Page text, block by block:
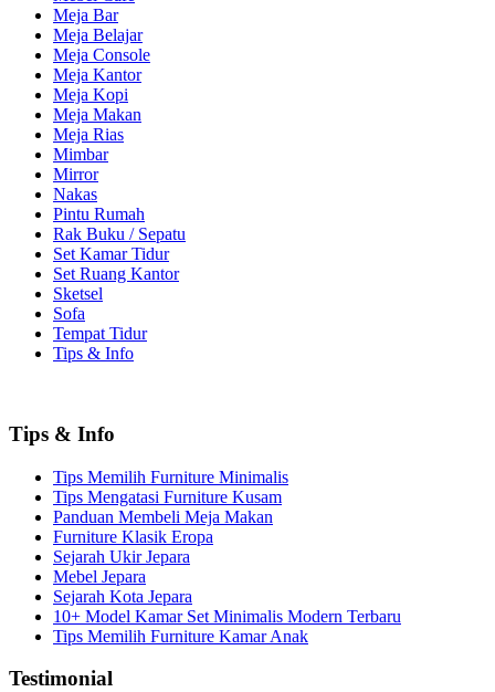
Meja Bar
Meja Belajar
Meja Console
Meja Kantor
Meja Kopi
Meja Makan
Meja Rias
Mimbar
Mirror
Nakas
Pintu Rumah
Rak Buku / Sepatu
Set Kamar Tidur
Set Ruang Kantor
Sketsel
Sofa
Tempat Tidur
Tips & Info
Tips & Info
Tips Memilih Furniture Minimalis
Tips Mengatasi Furniture Kusam
Panduan Membeli Meja Makan
Furniture Klasik Eropa
Sejarah Ukir Jepara
Mebel Jepara
Sejarah Kota Jepara
10+ Model Kamar Set Minimalis Modern Terbaru
Tips Memilih Furniture Kamar Anak
Testimonial